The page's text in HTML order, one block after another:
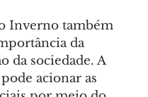
Inverno também
da
da sociedade. A
acionar as